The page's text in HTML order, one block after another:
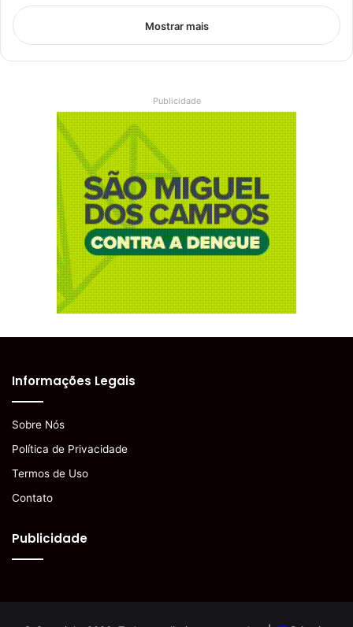
Mostrar mais
Publicidade
Informações Legais
Sobre Nós
Política de Privacidade
Termos de Uso
Contato
Publicidade